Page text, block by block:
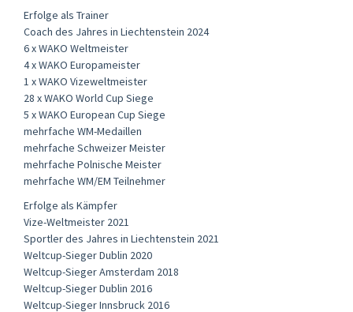
Erfolge als Trainer
Coach des Jahres in Liechtenstein 2024
6 x WAKO Weltmeister
4 x WAKO Europameister
1 x WAKO Vizeweltmeister
28 x WAKO World Cup Siege
5 x WAKO European Cup Siege
mehrfache WM-Medaillen
mehrfache Schweizer Meister
mehrfache Polnische Meister
mehrfache WM/EM Teilnehmer
Erfolge als Kämpfer
Vize-Weltmeister 2021
Sportler des Jahres in Liechtenstein 2021
Weltcup-Sieger Dublin 2020
Weltcup-Sieger Amsterdam 2018
Weltcup-Sieger Dublin 2016
Weltcup-Sieger Innsbruck 2016